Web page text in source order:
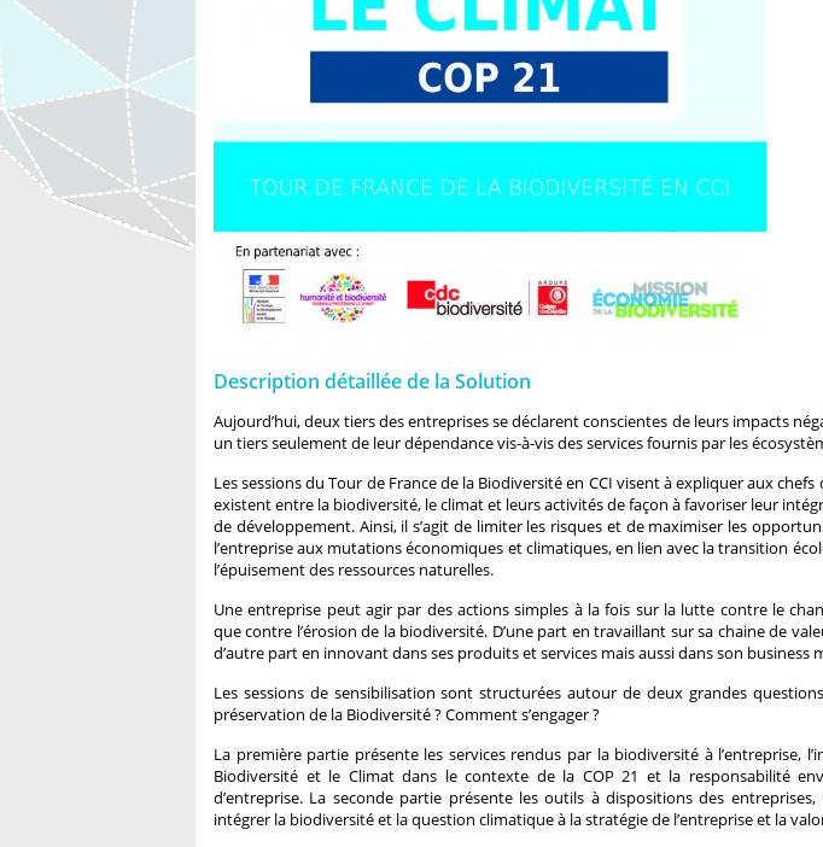
Description détaillée de la Solution
Aujourd’hui, deux tiers des entreprises se déclarent conscientes de leurs impacts
un tiers seulement de leur dépendance vis-à-vis des services fournis par les
Les sessions du Tour de France de la Biodiversité en CCI visent à expliquer aux chefs
existent entre la biodiversité, le climat et leurs activités de façon à favoriser leur
de développement. Ainsi, il s’agit de limiter les risques et de maximiser les
l’entreprise aux mutations économiques et climatiques, en lien avec la transition
l’épuisement des ressources naturelles.
Une entreprise peut agir par des actions simples à la fois sur la lutte contre le
que contre l’érosion de la biodiversité. D’une part en travaillant sur sa chaine de
d’autre part en innovant dans ses produits et services mais aussi dans son business
Les sessions de sensibilisation sont structurées autour de deux grandes
préservation de la Biodiversité ? Comment s’engager ?
La première partie présente les services rendus par la biodiversité à l’entreprise,
Biodiversité et le Climat dans le contexte de la COP 21 et la responsabilité
d’entreprise. La seconde partie présente les outils à dispositions des
intégrer la biodiversité et la question climatique à la stratégie de l’entreprise et la